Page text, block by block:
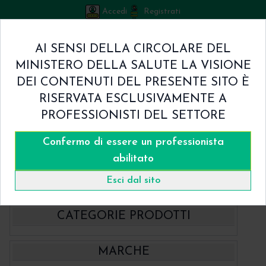
Accedi Registrati
Bicuspid
Home
Shop
Termini & Condizioni
Contatti
Carrello
Catalogo
Home Catalogo Strumentario Ortodonzia Strumenti e pinze
CATEGORIE PRODOTTI
- BBraun BiomaterialeMARCHE
AI SENSI DELLA CIRCOLARE DEL
MINISTERO DELLA SALUTE LA VISIONE
DEI CONTENUTI DEL PRESENTE SITO È
RISERVATA ESCLUSIVAMENTE A
PROFESSIONISTI DEL SETTORE
Esci dal sito
Confermo di essere un professionista
abilitato